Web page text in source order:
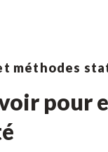
méthodes
pour